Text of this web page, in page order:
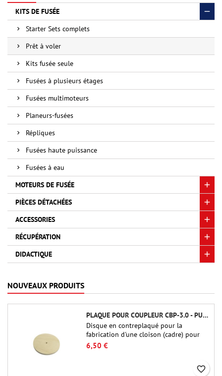
KITS DE FUSÉE
Starter Sets complets
Prêt à voler
Kits fusée seule
Fusées à plusieurs étages
Fusées multimoteurs
Planeurs-fusées
Répliques
Fusées haute puissance
Fusées à eau
MOTEURS DE FUSÉE
PIÈCES DÉTACHÉES
ACCESSORIES
RÉCUPÉRATION
DIDACTIQUE
NOUVEAUX PRODUITS
PLAQUE POUR COUPLEUR CBP-3.0 - PUBLIC MISSILES LTD.
Disque en contreplaqué pour la
fabrication d'une cloison (cadre) pour
raccords tubulaires de 75 mm de Public
Missiles Ltd. (PT-3.0/QT-3.0)
6,50 €
favorite_border